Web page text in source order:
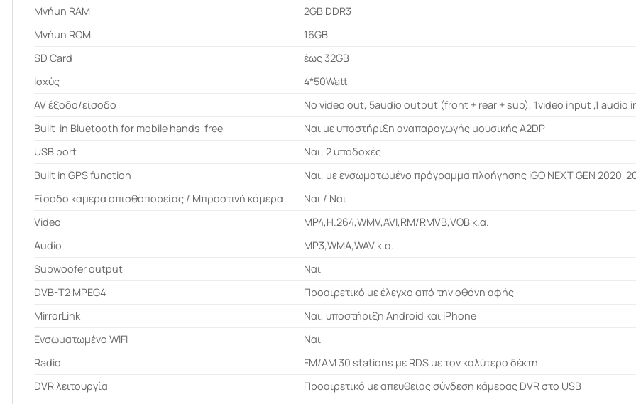
Μνήμη RAM
2GB DDR3
Μνήμη ROM
16GB
SD Card
έως 32GB
Ισχύς
4*50Watt
AV έξοδο/είσοδο
No video out, 5audio output (front + rear + sub), 1video input ,1 audio
Built-in Bluetooth for mobile hands-free
Ναι με υποστήριξη αναπαραγωγής μουσικής A2DP
USB port
Ναι, 2 υποδοχές
Built in GPS function
Ναι, με ενσωματωμένο πρόγραμμα πλοήγησης iGO NEXT GEN 2020-
Είσοδο κάμερα οπισθοπορείας / Μπροστινή κάμερα
Ναι / Ναι
Video
MP4,H.264,WMV,AVI,RM/RMVB,VOB κ.α.
Audio
MP3,WMA,WAV κ.α.
Subwoofer output
Ναι
DVB-T2 MPEG4
Προαιρετικό με έλεγχο από την οθόνη αφής
MirrorLink
Ναι, υποστήριξη Android και iPhone
Ενσωματωμένο WIFI
Ναι
Radio
FM/AM 30 stations με RDS με τον καλύτερο δέκτη
DVR λειτουργία
Προαιρετικό με απευθείας σύνδεση κάμερας DVR στο USB